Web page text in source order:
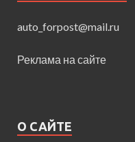
auto_forpost@mail.ru
Реклама на сайте
О САЙТЕ